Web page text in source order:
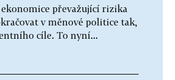
ekonomice převažující rizika
v měnové politice tak,
cíle. To nyní...